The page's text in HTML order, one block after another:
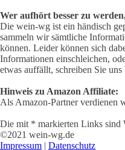
Wer aufhört besser zu
Die wein-wg ist ein händisch
sammeln wir sämtliche
können. Leider können sich
Informationen einschleichen,
etwas auffällt, schreiben Sie
Hinweis zu Amazon Affiliate:
Als Amazon-Partner verdienen
Die mit * markierten Links sind
©2021 wein-wg.de
Impressum | Datenschutz